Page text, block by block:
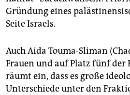
Gründung eines
Seite Israels.
Auch Aida Touma-Sliman
Frauen und auf Platz fünf der
räumt ein, dass es große
Unterschiede unter den